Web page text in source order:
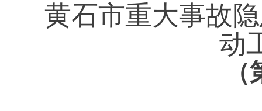
黄石市重大事故
动
（